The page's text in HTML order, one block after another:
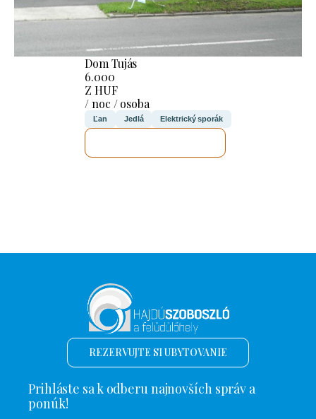
Dom Tujás
6.000
Z HUF
/ noc / osoba
Ľan Jedlá Elektrický sporák
REZERVUJTE SI UBYTOVANIE
Prihláste sa k odberu najnovších správ a
ponúk!